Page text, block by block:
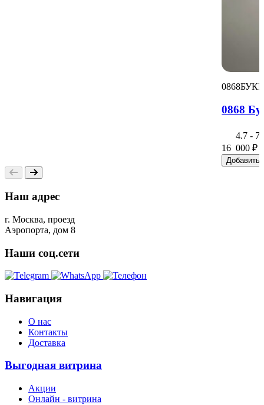
0868
4.7 -
16 000₽
Добавить
Наш адрес
г. Москва, проезд
Аэропорта, дом 8
Наши соц.сети
Навигация
О нас
Контакты
Доставка
Выгодная витрина
Акции
Онлайн - витрина